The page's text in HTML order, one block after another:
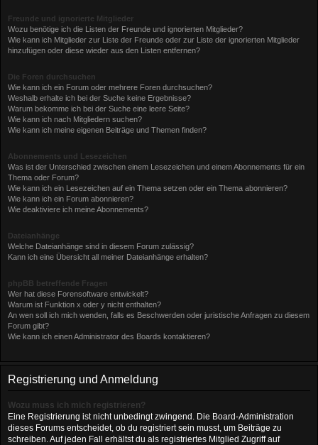
Freunde und ignorierte Mitglieder
Wozu benötige ich die Listen der Freunde und ignorierten Mitglieder?
Wie kann ich Mitglieder zur Liste der Freunde oder zur Liste der ignorierten Mitglieder
hinzufügen oder diese wieder aus den Listen entfernen?
Die Foren durchsuchen
Wie kann ich ein Forum oder mehrere Foren durchsuchen?
Weshalb erhalte ich bei der Suche keine Ergebnisse?
Warum bekomme ich bei der Suche eine leere Seite?
Wie kann ich nach Mitgliedern suchen?
Wie kann ich meine eigenen Beiträge und Themen finden?
Abonnements und Lesezeichen
Was ist der Unterschied zwischen einem Lesezeichen und einem Abonnements für ein
Thema oder Forum?
Wie kann ich ein Lesezeichen auf ein Thema setzen oder ein Thema abonnieren?
Wie kann ich ein Forum abonnieren?
Wie deaktiviere ich meine Abonnements?
Dateianhänge
Welche Dateianhänge sind in diesem Forum zulässig?
Kann ich eine Übersicht all meiner Dateianhänge erhalten?
phpBB betreffende Fragen
Wer hat diese Forensoftware entwickelt?
Warum ist Funktion x oder y nicht enthalten?
An wen soll ich mich wenden, falls es Beschwerden oder juristische Anfragen zu diesem
Forum gibt?
Wie kann ich einen Administrator des Boards kontaktieren?
Registrierung und Anmeldung
Wozu muss ich mich registrieren?
Eine Registrierung ist nicht unbedingt zwingend. Die Board-Administration
dieses Forums entscheidet, ob du registriert sein musst, um Beiträge zu
schreiben. Auf jeden Fall erhältst du als registriertes Mitglied Zugriff auf